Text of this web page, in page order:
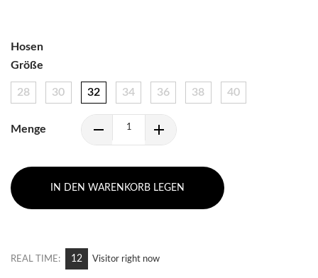
Hosen
Größe
28 30 32 34 36 38 40
Menge
IN DEN WARENKORB LEGEN
REAL TIME: 12 Visitor right now